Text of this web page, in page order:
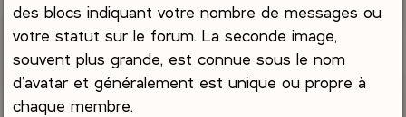
des blocs indiquant votre nombre de messages ou
votre statut sur le forum. La seconde image,
souvent plus grande, est connue sous le nom
d’avatar et généralement est unique ou propre à
chaque membre.